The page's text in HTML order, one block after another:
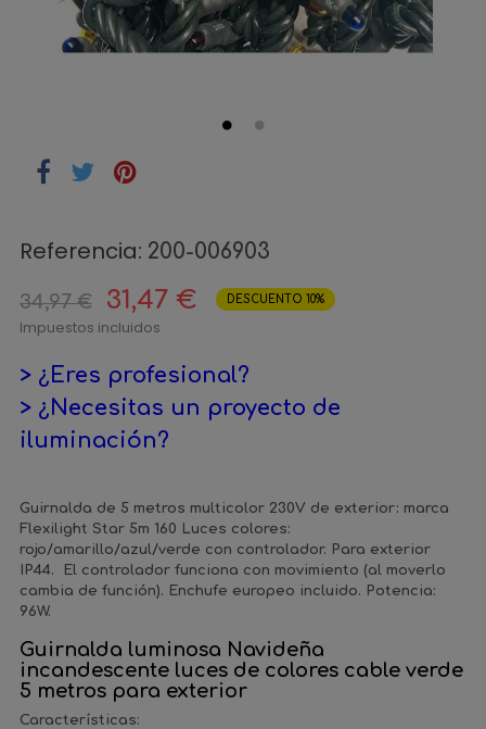
Referencia: 200-006903
34,97 € 31,47 € DESCUENTO 10%
Impuestos incluidos
> ¿Eres profesional?
> ¿Necesitas un proyecto de
iluminación?
Guirnalda de 5 metros multicolor 230V de exterior: marca
Flexilight Star 5m 160 Luces colores:
rojo/amarillo/azul/verde con controlador. Para exterior
IP44. El controlador funciona con movimiento (al moverlo
cambia de función). Enchufe europeo incluido. Potencia:
96W.
Guirnalda luminosa Navideña
incandescente luces de colores cable verde
5 metros para exterior
Características: